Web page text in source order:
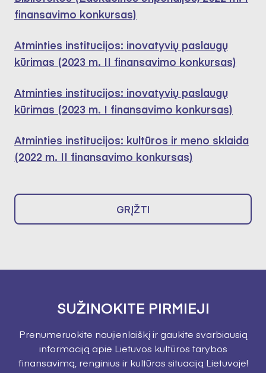
finansavimo konkursas)
Atminties institucijos: inovatyvių paslaugų
kūrimas (2023 m. II finansavimo konkursas)
Atminties institucijos: inovatyvių paslaugų
kūrimas (2023 m. I finansavimo konkursas)
Atminties institucijos: kultūros ir meno sklaida
(2022 m. II finansavimo konkursas)
GRĮŽTI
SUŽINOKITE PIRMIEJI
Prenumeruokite naujienlaiškį ir gaukite svarbiausią
informaciją apie Lietuvos kultūros tarybos
finansavimą, renginius ir kultūros situaciją Lietuvoje!